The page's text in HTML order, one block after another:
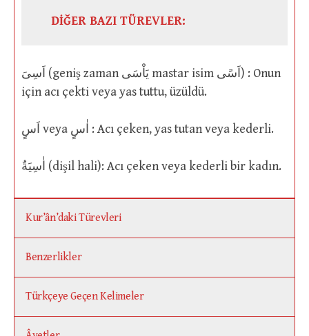
DİĞER BAZI TÜREVLER:
اَسِىَ (geniş zaman يَاْسَى mastar isim اَسًى) : Onun
için acı çekti veya yas tuttu, üzüldü.
اَسٍ veya اٰسٍ : Acı çeken, yas tutan veya kederli.
اٰسِيَةٌ (dişil hali): Acı çeken veya kederli bir kadın.
Kur’ân’daki Türevleri
Benzerlikler
Türkçeye Geçen Kelimeler